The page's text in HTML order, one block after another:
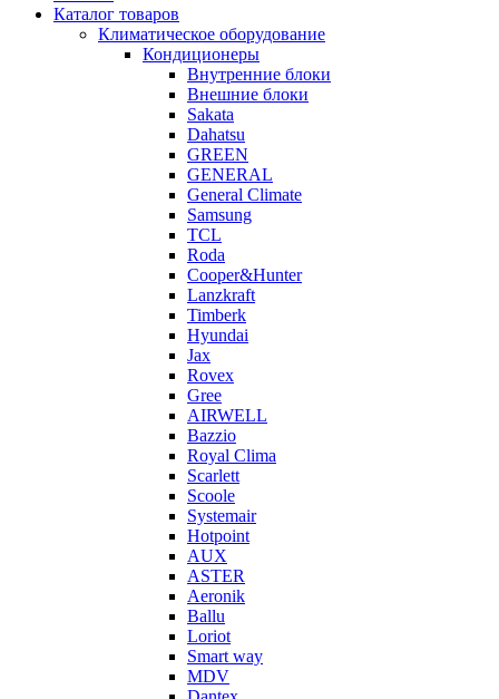
Каталог товаров
Климатическое оборудование
Кондиционеры
Внутренние блоки
Внешние блоки
Sakata
Dahatsu
GREEN
GENERAL
General Climate
Samsung
TCL
Roda
Cooper&Hunter
Lanzkraft
Timberk
Hyundai
Jax
Rovex
Gree
AIRWELL
Bazzio
Royal Clima
Scarlett
Scoole
Systemair
Hotpoint
AUX
ASTER
Aeronik
Ballu
Loriot
Smart way
MDV